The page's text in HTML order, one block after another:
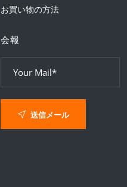
お買い物の方法
会報
送信メール